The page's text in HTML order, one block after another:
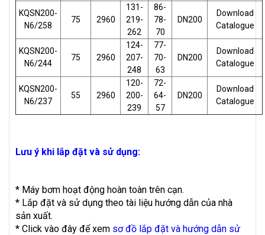
KQSN200-
N6/258
75 2960
131-
219-
262
86-
78-
70
DN200
Download
Catalogue
KQSN200-
N6/244
75 2960
124-
207-
248
77-
70-
63
DN200
Download
Catalogue
KQSN200-
N6/237
55 2960
120-
200-
239
72-
64-
57
DN200
Download
Catalogue
Lưu ý khi lắp đặt và sử dụng:
* Máy bơm hoạt động hoàn toàn trên cạn.
* Lắp đặt và sử dụng theo tài liệu hướng dẫn của nhà
sản xuất.
* Click vào đây để xem sơ đồ lắp đặt và hướng dẫn sử